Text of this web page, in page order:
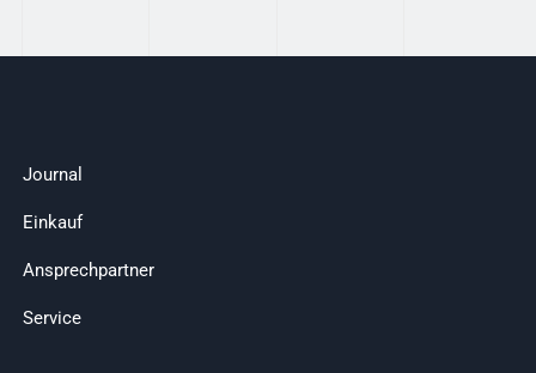
Journal
Einkauf
Ansprechpartner
Service